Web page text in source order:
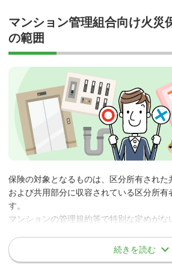
個別契約方式の場合、専有部分・共用部分
（居住者）に保険契約を委ねるため、「専
の場合、万一火災事故等が発生してしまう
われないこととなります。そのため、
管
用部分を一括して契約する一括契約方式が
以降の章でも「一括契約方式」をベースに説明
掛捨てタイプと積立タイプの
当該火災保険では、「掛捨てタイプ」と「
契約タイプを選択できます。
「掛捨てタイプ」は文字通り満期返戻金
は、将来の修繕積立金として計画的に活
すが、近年の「低金利」の影響で、高い積
事故例
専有戸室からの失火により、共用部分
焼してしまった。
風災・雹災（ひょうさい）・
突風・強風・竜巻・台風などの風による
マンション管理組合向け火災
の範囲
保険の対象となるものは、区分所有され
および共用部分に収容されている区分所有
す。
マンションの管理規約等で特別な定めが
①専有部分以外の建物部分
続きを読む